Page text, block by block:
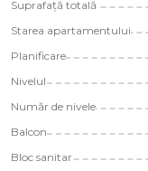
Suprafață totală
Starea apartamentului
Planificare
Nivelul
Număr de nivele
Balcon
Bloc sanitar